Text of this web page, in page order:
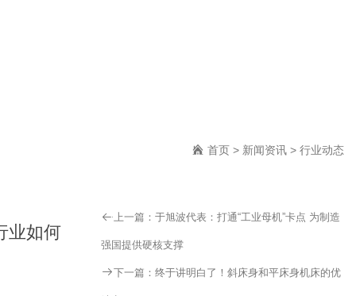
首页 > 新闻资讯 > 行业动态
业如何
上一篇： 于旭波代表：打通“工业母机”卡点 为制造
强国提供硬核支撑
下一篇： 终于讲明白了！斜床身和平床身机床的优